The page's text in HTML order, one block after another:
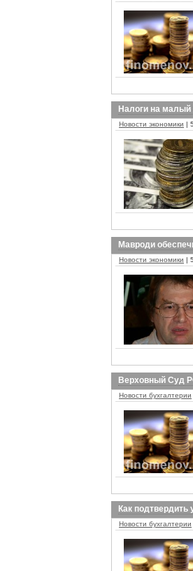
Налоги на малый
Новости экономики |
Мавроди
Новости экономики |
Верховный Суд
Новости бухгалтерии
Как подтвердить
Новости бухгалтерии